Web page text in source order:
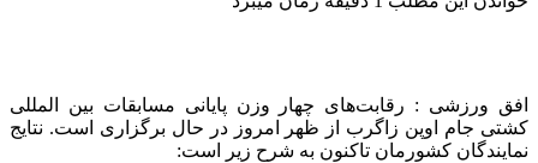
افق ورزشی : رقابت‌های چهار وزن پایانی مسابقات بین المللی
کشتی جام اوپن زاگرب از ظهر امروز در حال برگزاری است. نتایج
نمایندگان کشورمان تاکنون به شرح زیر است: